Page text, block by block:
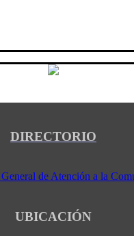
DIRECTORIO
UBICACIÓN